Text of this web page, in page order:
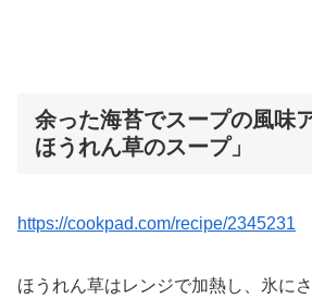
余った海苔でスープの風味
ほうれん草のスープ」
https://cookpad.com/recipe/2345231
ほうれん草はレンジで加熱し、氷に